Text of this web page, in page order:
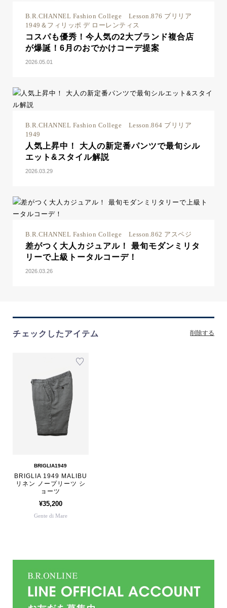
B.R.CHANNEL Fashion College Lesson.876 ブリリア
1949＆フィリッポ デ ローレンティス
コスパも優秀！今人気の2大ブランド複合店
が爆誕！6月のおでかけコーデ提案
2026.05.01
B.R.CHANNEL Fashion College Lesson.864 ブリリア
1949
人気上昇中！ 大人の新定番パンツで最旬シル
エット&スタイル解説
2026.03.29
B.R.CHANNEL Fashion College Lesson.862 アスペジ
差がつく大人カジュアル！ 最旬モダンミリタ
リーで上級トータルコーデ！
2026.03.26
チェックしたアイテム 削除する
BRIGLIA1949
BRIGLIA 1949 MALIBU
リネン ノープリーツ シ
ョーツ
¥35,200
Gente di Mare